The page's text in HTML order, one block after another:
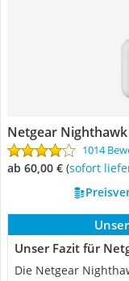
Netgear Nighthawk
1014
ab 60,00 € ( Sofort
Unser Fazit für
Die Netgear